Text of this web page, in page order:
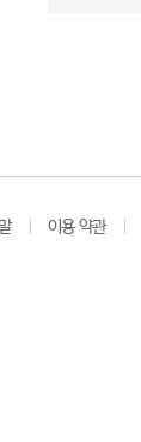
이용 약관